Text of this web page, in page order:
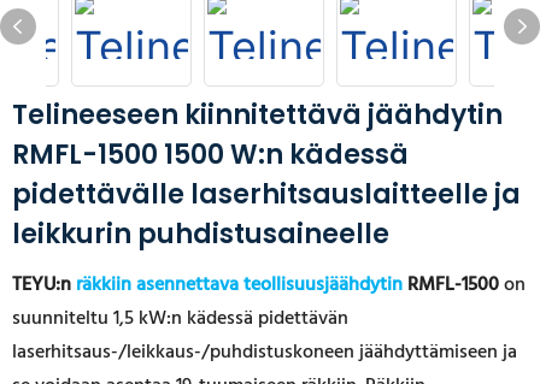
Telineeseen kiinnitettävä jäähdytin
RMFL-1500 1500 W:n kädessä
pidettävälle laserhitsauslaitteelle ja
leikkurin puhdistusaineelle
TEYU:nräkkiin asennettava teollisuusjäähdytinRMFL-1500on
suunniteltu 1,5 kW:n kädessä pidettävän
laserhitsaus-/leikkaus-/puhdistuskoneen jäähdyttämiseen ja